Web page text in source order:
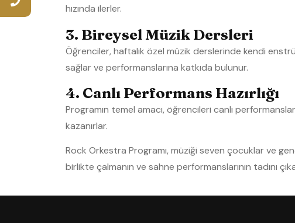
hızında ilerler.
3. Bireysel Müzik Dersleri
Öğrenciler, haftalık özel müzik derslerinde kendi
sağlar ve performanslarına katkıda bulunur.
4. Canlı Performans Hazırlığı
Programın temel amacı, öğrencileri canlı
kazanırlar.
Rock Orkestra Programı, müziği seven çocuklar ve
birlikte çalmanın ve sahne performanslarının tadını